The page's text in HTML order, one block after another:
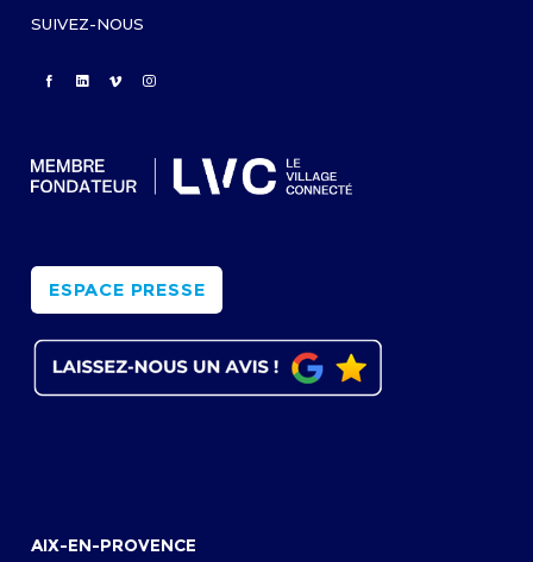
SUIVEZ-NOUS
ESPACE PRESSE
AIX-EN-PROVENCE